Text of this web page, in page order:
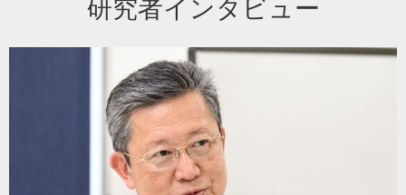
研究者インタビュー